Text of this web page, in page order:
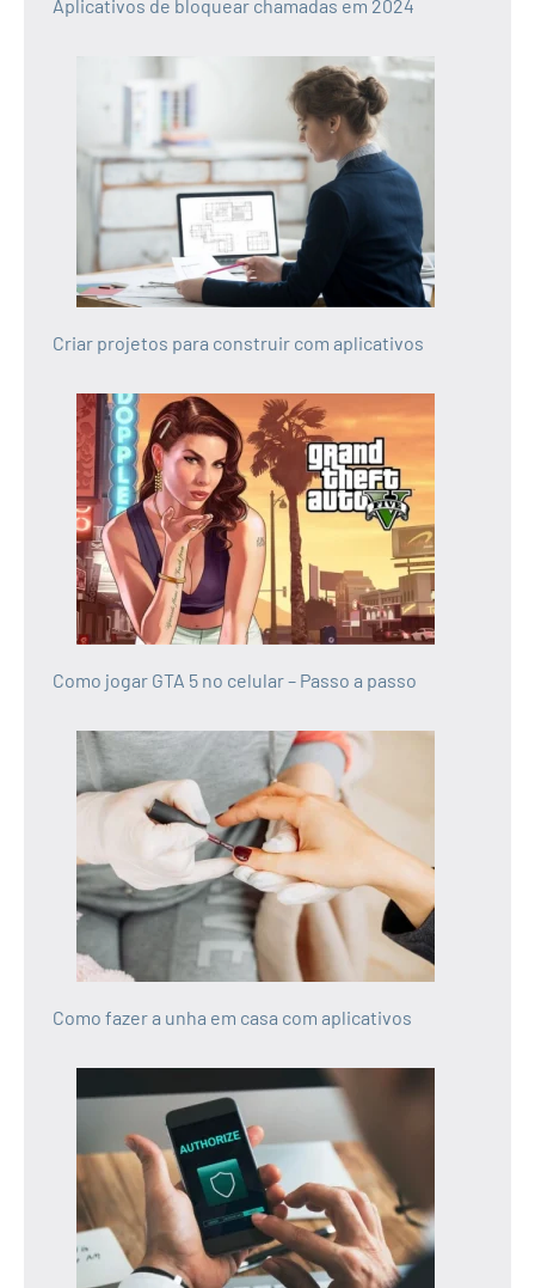
Aplicativos de bloquear chamadas em 2024
Criar projetos para construir com aplicativos
Como jogar GTA 5 no celular – Passo a passo
Como fazer a unha em casa com aplicativos